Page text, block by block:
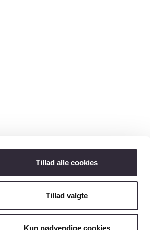
Tillad alle cookies
Tillad valgte
Kun nødvendige cookies